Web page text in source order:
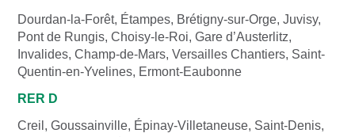
Dourdan-la-Forêt, Étampes, Brétigny-sur-Orge, Juvisy,
Pont de Rungis, Choisy-le-Roi, Gare d’Austerlitz,
Invalides, Champ-de-Mars, Versailles Chantiers, Saint-
Quentin-en-Yvelines, Ermont-Eaubonne
RER D
Creil, Goussainville, Épinay-Villetaneuse, Saint-Denis,